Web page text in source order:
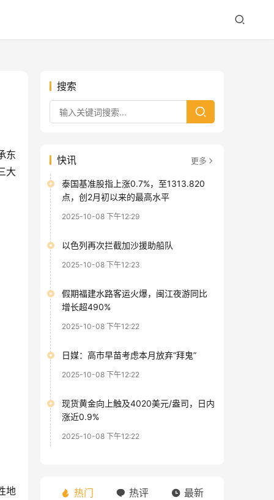
东
大
地
搜索
快讯 更多
泰国基准股指上涨0.7%，至1313.820
点，创2月初以来的最高水平
2025-10-08 下午12:29
以色列再次拦截加沙援助船队
2025-10-08 下午12:23
假期福建水路客运火爆，闽江夜游同比
增长超490%
2025-10-08 下午12:22
日媒：高市早苗考虑本月放弃“拜鬼”
2025-10-08 下午12:22
现货黄金向上触及4020美元/盎司，日内
涨近0.9%
2025-10-08 下午12:22
热门 热评 最新